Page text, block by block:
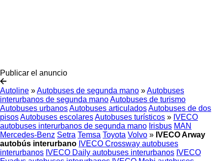
Publicar el anuncio
Autoline »Autobuses de segunda mano »Autobuses
interurbanos de segunda manoAutobuses de turismo
Autobuses urbanosAutobuses articuladosAutobuses de dos
pisosAutobuses escolaresAutobuses turísticos » IVECO
autobuses interurbanos de segunda mano Irisbus MAN
Mercedes-Benz Setra Temsa Toyota Volvo » IVECO Arway
autobús interurbano IVECO Crossway autobuses
interurbanos IVECO Daily autobuses interurbanos IVECO